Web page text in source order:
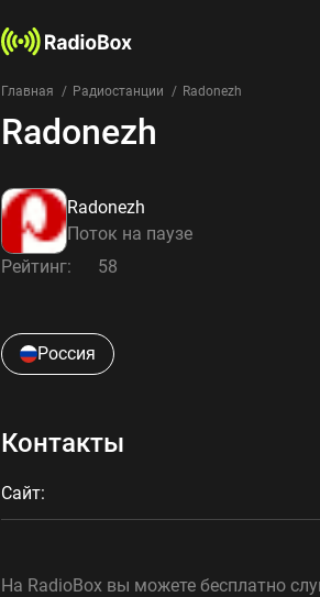
Главная Радиостанции Radonezh
Radonezh
Radonezh
Поток на паузе
Рейтинг: 58
Россия
Контакты
Сайт:
На RadioBox вы можете бесплатно